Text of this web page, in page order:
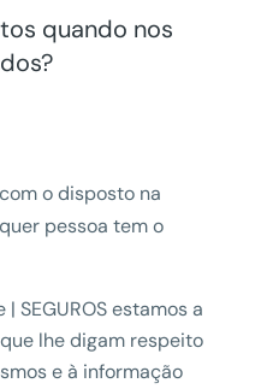
quando nos
o disposto na
pessoa tem o
SEGUROS estamos a
lhe digam respeito
e à informação